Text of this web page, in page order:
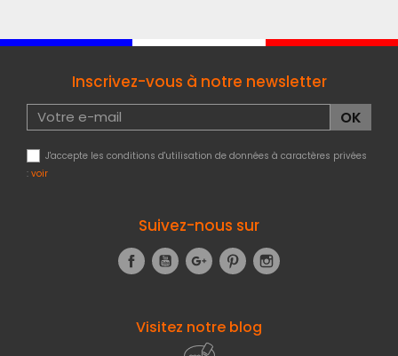
Inscrivez-vous à notre newsletter
J'accepte les conditions d'utilisation de données à caractères privées
: voir
Suivez-nous sur
FacebookYouTubeGoogle+Pinterest
Visitez notre blog